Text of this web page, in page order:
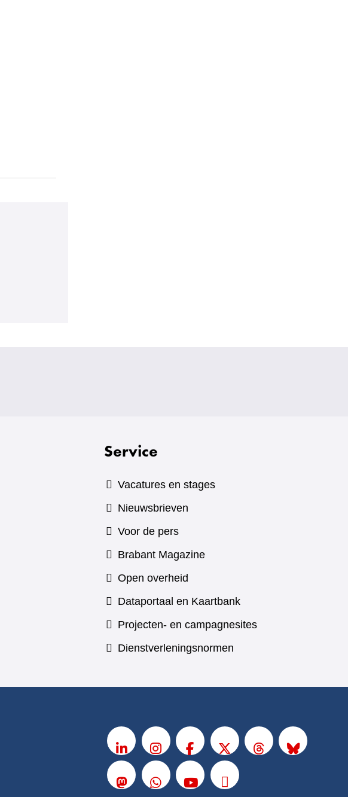
Service
Vacatures en stages
Nieuwsbrieven
Voor de pers
Brabant Magazine(verwijst
andere
website)
Open overheid
Dataportaal en Kaartbank(verwijst
naar
Projecten- en campagnesites
Dienstverleningsnormen
LinkedInInstagramFacebook
X